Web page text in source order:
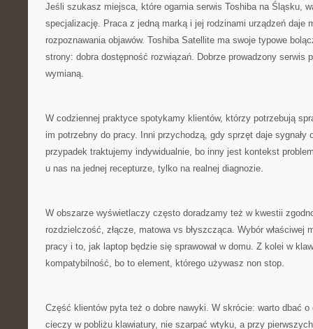
Jeśli szukasz miejsca, które ogarnia serwis Toshiba na Śląsku,
specjalizację. Praca z jedną marką i jej rodzinami urządzeń daje
rozpoznawania objawów. Toshiba Satellite ma swoje typowe
strony: dobra dostępność rozwiązań. Dobrze prowadzony serwis
wymianą.
W codziennej praktyce spotykamy klientów, którzy potrzebują
im potrzebny do pracy. Inni przychodzą, gdy sprzęt daje sygnały
przypadek traktujemy indywidualnie, bo inny jest kontekst
u nas na jednej recepturze, tylko na realnej diagnozie.
W obszarze wyświetlaczy często doradzamy też w kwestii
rozdzielczość, złącze, matowa vs błyszcząca. Wybór właściwej
pracy i to, jak laptop będzie się sprawował w domu. Z kolei w
kompatybilność, bo to element, którego używasz non stop.
Część klientów pyta też o dobre nawyki. W skrócie: warto dbać o
cieczy w pobliżu klawiatury, nie szarpać wtyku, a przy